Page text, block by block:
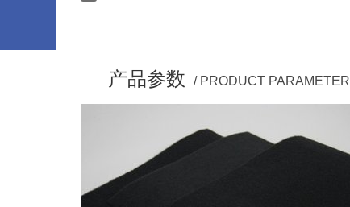
产品参数 / PRODUCT PARAMETER